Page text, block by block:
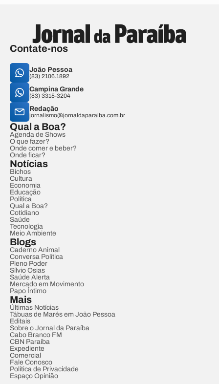
Contate-nos
João Pessoa
(83) 2106.1892
Campina Grande
(83) 3315-3204
Redação
jornalismo@jornaldaparaiba.com.br
Qual a Boa?
Agenda de Shows
O que fazer?
Onde comer e beber?
Onde ficar?
Notícias
Bichos
Cultura
Economia
Educação
Política
Qual a Boa?
Cotidiano
Saúde
Tecnologia
Meio Ambiente
Blogs
Caderno Animal
Conversa Política
Pleno Poder
Sílvio Osias
Saúde Alerta
Mercado em Movimento
Papo Íntimo
Mais
Últimas Notícias
Tábuas de Marés em João Pessoa
Editais
Sobre o Jornal da Paraíba
Cabo Branco FM
CBN Paraíba
Expediente
Comercial
Fale Conosco
Política de Privacidade
Espaço Opinião